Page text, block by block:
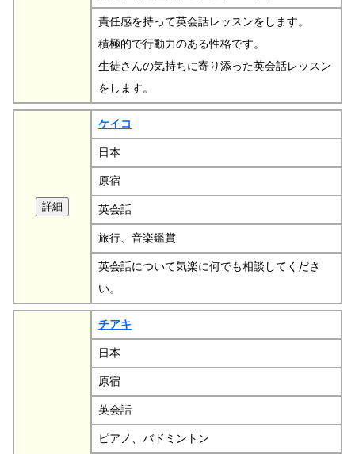
責任感を持って英会話レッスンをします。
積極的で行動力のある性格です。
生徒さんの気持ちに寄り添った英会話レッスン
をします。
ケイコ
日本
原宿
英会話
旅行、音楽鑑賞
英会話について気楽に何でも相談してくださ
い。
チアキ
日本
原宿
英会話
ピアノ、バドミントン